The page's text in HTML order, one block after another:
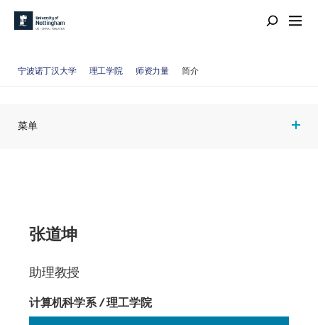
宁波诺丁汉大学 理工学院 师资力量 简介
菜单
张道坤
助理教授
计算机科学系 / 理工学院